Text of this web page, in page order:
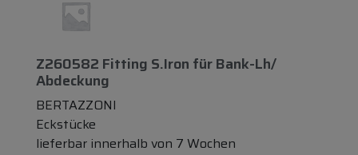
Z260582 Fitting S.iron fürBank-Lh/
Abdeckung
BERTAZZONI
Eckstücke
lieferbar innerhalb von 7 Wochen